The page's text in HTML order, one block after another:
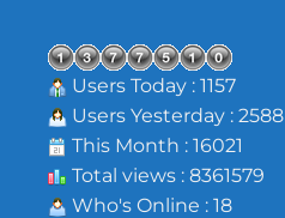
Users Today : 1157
Users Yesterday : 2588
This Month : 16021
Total views : 8361579
Who's Online : 18